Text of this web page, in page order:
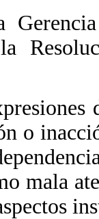
o
mala